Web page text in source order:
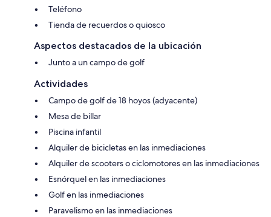
Teléfono
Tienda de recuerdos o quiosco
Aspectos destacados de la ubicación
Junto a un campo de golf
Actividades
Campo de golf de 18 hoyos (adyacente)
Mesa de billar
Piscina infantil
Alquiler de bicicletas en las inmediaciones
Alquiler de scooters o ciclomotores en las inmediaciones
Esnórquel en las inmediaciones
Golf en las inmediaciones
Paravelismo en las inmediaciones